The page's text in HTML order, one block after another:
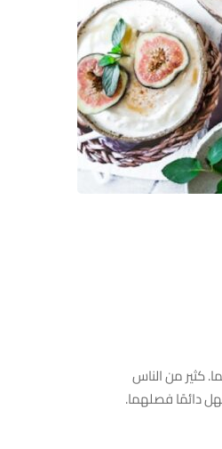
كثير من الناس
دائمًا فصلهما.